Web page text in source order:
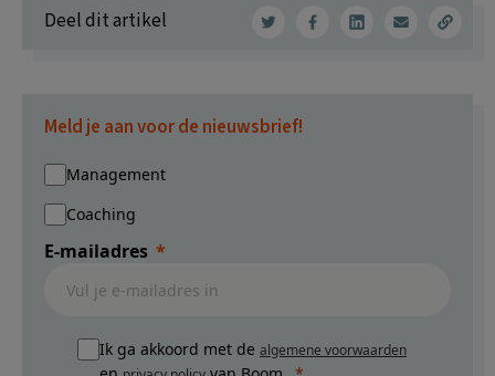
Deel dit artikel
Meld je aan voor de nieuwsbrief!
Management
Coaching
E-mailadres
Ik ga akkoord met de algemene voorwaarden